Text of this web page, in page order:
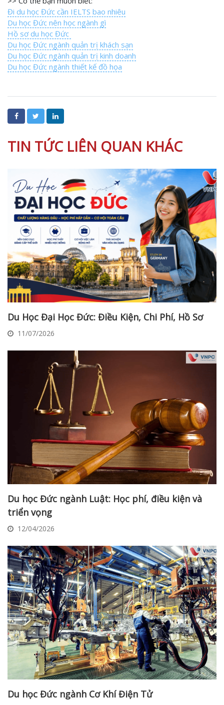
Đi du học Đức cần IELTS bao nhiêu
Du học Đức nên học ngành gì
Hồ sơ du học Đức
Du học Đức ngành quản trị khách sạn
Du học Đức ngành quản trị kinh doanh
Du học Đức ngành thiết kế đồ họa
TIN TỨC LIÊN QUAN KHÁC
Du Học Đại Học Đức: Điều Kiện, Chi Phí, Hồ Sơ
11/07/2026
Du học Đức ngành Luật: Học phí, điều kiện và
triển vọng
12/04/2026
Du học Đức ngành Cơ Khí Điện Tử